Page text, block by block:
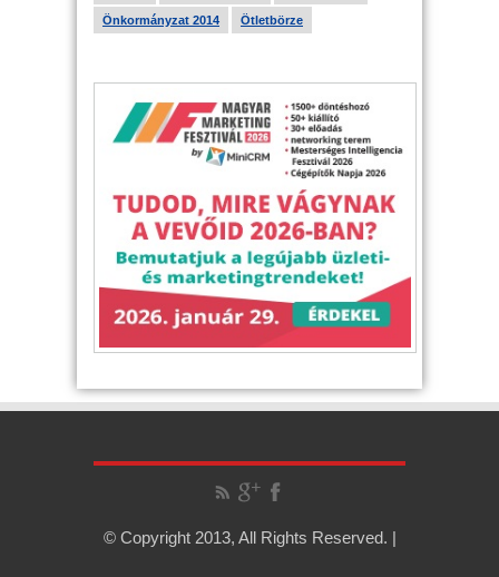
Önkormányzat 2014 Ötletbörze
© Copyright 2013, All Rights Reserved. |